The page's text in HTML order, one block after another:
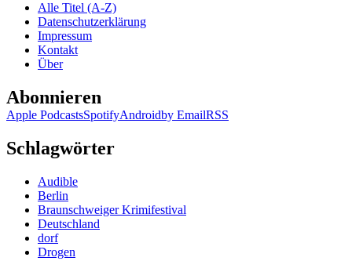
Alle Titel (A-Z)
Datenschutzerklärung
Impressum
Kontakt
Über
Abonnieren
Apple PodcastsSpotifyAndroidby EmailRSS
Schlagwörter
Audible
Berlin
Braunschweiger Krimifestival
Deutschland
dorf
Drogen